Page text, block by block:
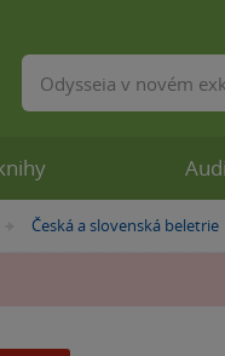
»
Česká a slovenská beletrie
Vyhledávání